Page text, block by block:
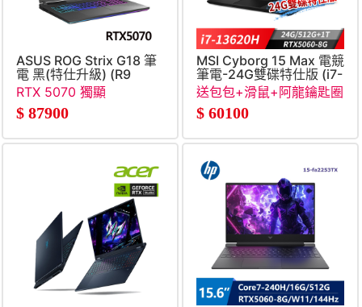
ASUS ROG Strix G18 筆
電 黑(特仕升級) (R9
RTX 5070 獨顯
$ 87900
MSI Cyborg 15 Max 電競
筆電-24G雙碟特仕版 (i7-
8G&#47;Win11)
送包包+滑鼠+阿龍鑰匙圈
(不挑款)+石中劍
$ 60100